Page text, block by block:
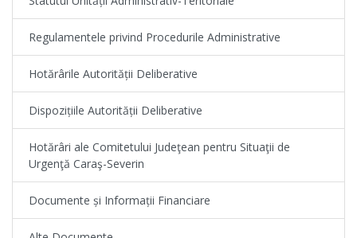
Regulamentele privind Procedurile Administrative
Hotărârile Autorității Deliberative
Dispozițiile Autorității Deliberative
Hotărâri ale Comitetului Judeţean pentru Situaţii de
Urgenţă Caraş-Severin
Documente și Informații Financiare